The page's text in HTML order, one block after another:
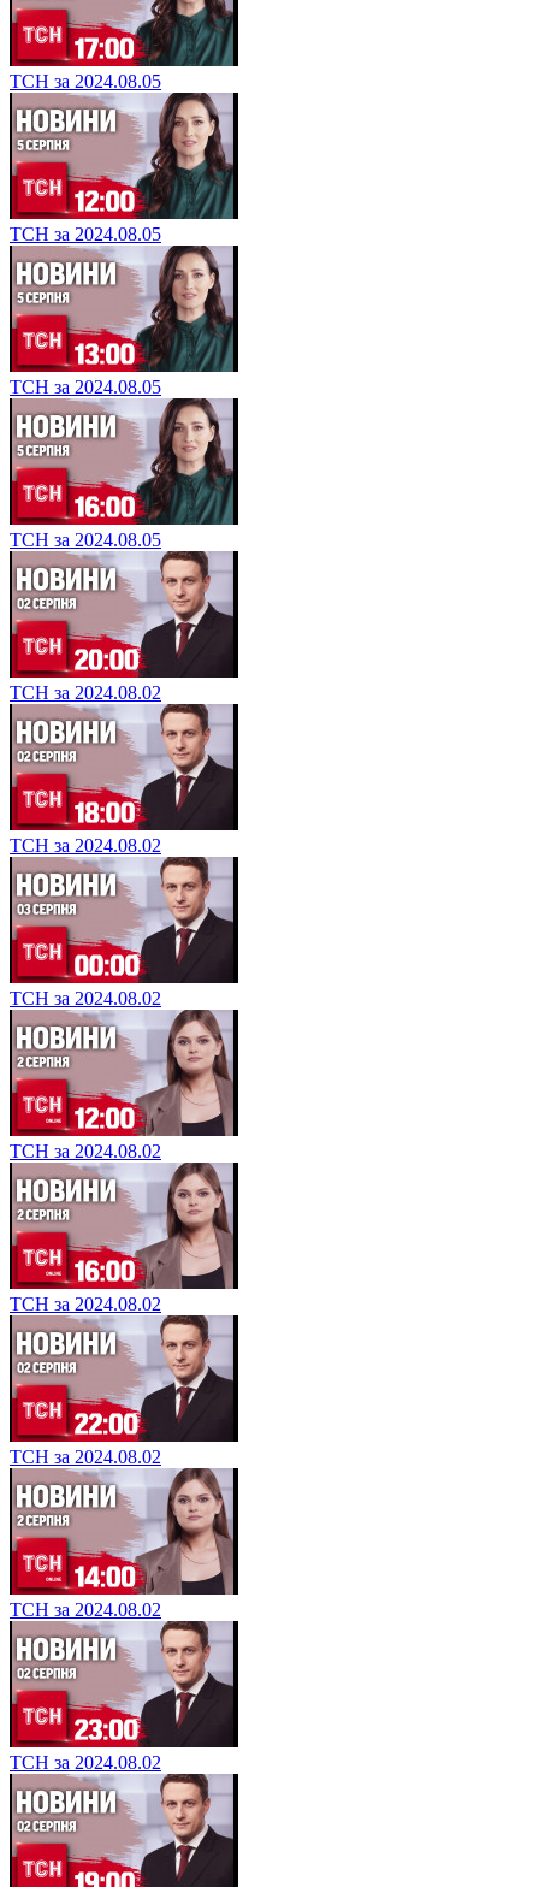
ТСН за 2024.08.05
ТСН за 2024.08.05
ТСН за 2024.08.05
ТСН за 2024.08.05
ТСН за 2024.08.02
ТСН за 2024.08.02
ТСН за 2024.08.02
ТСН за 2024.08.02
ТСН за 2024.08.02
ТСН за 2024.08.02
ТСН за 2024.08.02
ТСН за 2024.08.02